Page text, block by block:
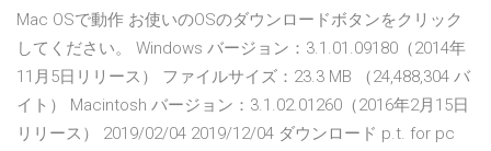
Mac OSで動作 お使いのOSのダウンロードボタンをクリック
してください。 Windows バージョン：3.1.01.09180（2014年
11月5日リリース） ファイルサイズ：23.3 MB （24,488,304 バ
イト） Macintosh バージョン：3.1.02.01260（2016年2月15日
リリース） 2019/02/04 2019/12/04 ダウンロード p.t. for pc